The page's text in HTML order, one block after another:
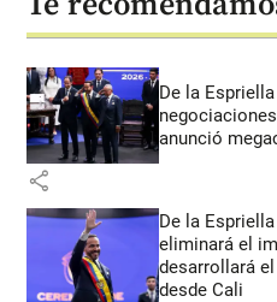
De la
anunció
share
De la
eliminará el
desarrollará
desde Cali